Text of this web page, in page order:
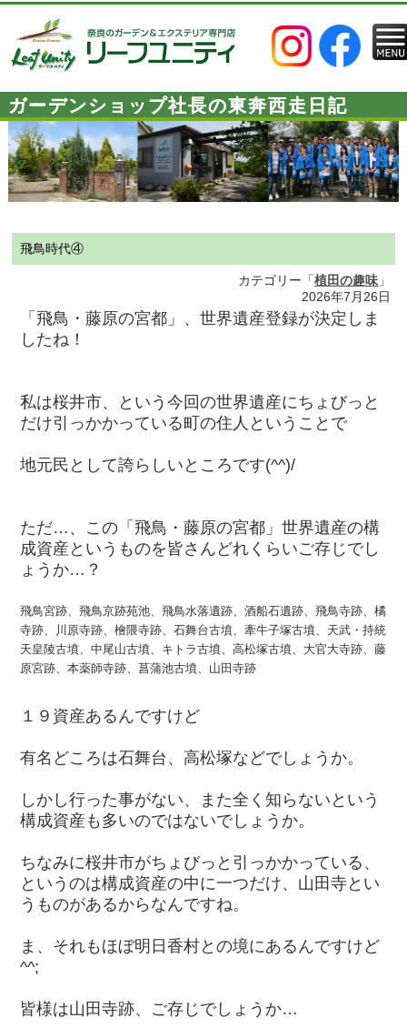
ガーデンショップ社長の東奔西走日記
飛鳥時代④
カテゴリー「植田の趣味 」
2026年7月26日
「 飛鳥・藤原の宮都」、世界遺産登録が決定しま
したね！
私は桜井市、という今回の世界遺産にちょびっと
だけ引っかかっている町の住人ということで
地元民として誇らしいところです(^^)/
ただ…、この「飛鳥・藤原の宮都」世界遺産の構
成資産というものを皆さんどれくらいご存じでし
ょうか…？
飛鳥宮跡、飛鳥京跡苑池、飛鳥水落遺跡、酒船石遺跡、飛鳥寺跡、橘
寺跡、川原寺跡、檜隈寺跡、石舞台古墳、牽牛子塚古墳、天武・持統
天皇陵古墳、中尾山古墳、キトラ古墳、高松塚古墳、大官大寺跡、藤
原宮跡、本薬師寺跡、菖蒲池古墳、山田寺跡
１９資産あるんですけど
有名どころは石舞台、高松塚などでしょうか。
しかし行った事がない、また全く知らないという
構成資産も多いのではないでしょうか。
ちなみに桜井市がちょびっと引っかかっている、
というのは構成資産の中に一つだけ、山田寺とい
うものがあるからなんですね。
ま、それもほぼ明日香村との境にあるんですけど
^^;
皆様は山田寺跡、ご存じでしょうか…